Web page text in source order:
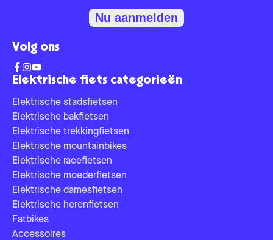
Elektrische fiets categorieën
Elektrische stadsfietsen
Elektrische bakfietsen
Elektrische trekkingfietsen
Elektrische mountainbikes
Elektrische racefietsen
Elektrische moederfietsen
Elektrische damesfietsen
Elektrische herenfietsen
Fatbikes
Accessoires
Nu aanmelden
Volg ons